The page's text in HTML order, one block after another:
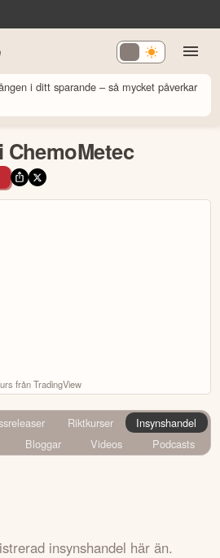
i ditt sparande – så mycket påverkar
från TradingView
Riktkurser
Insynshandel
Bloggar Videos Podcasts
insynshandel här än.